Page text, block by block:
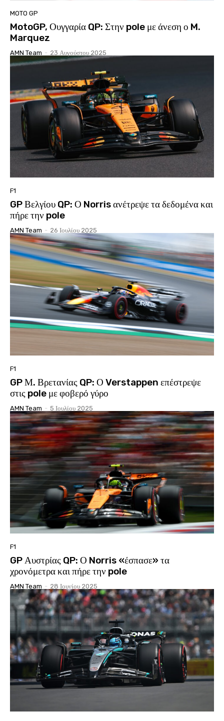
MOTO GP
MotoGP, Ουγγαρία QP: Στην pole με άνεση ο M.
Marquez
AMN Team - 23 Αυγούστου 2025
F1
GP Βελγίου QP: Ο Norris ανέτρεψε τα δεδομένα και
πήρε την pole
AMN Team - 26 Ιουλίου 2025
F1
GP Μ. Βρετανίας QP: Ο Verstappen επέστρεψε
στις pole με φοβερό γύρο
AMN Team - 5 Ιουλίου 2025
F1
GP Αυστρίας QP: Ο Norris «έσπασε» τα
χρονόμετρα και πήρε την pole
AMN Team - 28 Ιουνίου 2025